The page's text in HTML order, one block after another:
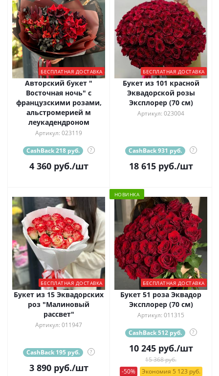
БЕСПЛАТНАЯ ДОСТАВКА
Авторский букет "
Восточная ночь" с
французскими розами,
альстромерией м
леукадендроном
Артикул: 023119
CashBack 218 руб. ?
4 360руб./шт
БЕСПЛАТНАЯ ДОСТАВКА
Букет из 101 красной
Эквадорской розы
Эксплорер (70 см)
Артикул: 023004
CashBack 931 руб. ?
18 615руб./шт
БЕСПЛАТНАЯ ДОСТАВКА
Букет из 15 Эквадорских
роз "Малиновый
рассвет"
Артикул: 011947
CashBack 195 руб. ?
3 890руб./шт
НОВИНКА
БЕСПЛАТНАЯ ДОСТАВКА
Букет 51 роза Эквадор
Эксплорер (70 см)
Артикул: 011315
CashBack 512 руб. ?
10 245руб./шт
15 368 руб.
-50%
Экономия 5 123 руб.